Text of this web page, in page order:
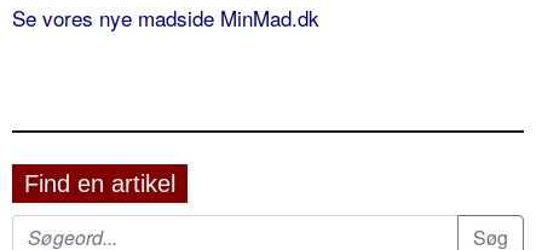
Se vores nye madside MinMad.dk
Find en artikel